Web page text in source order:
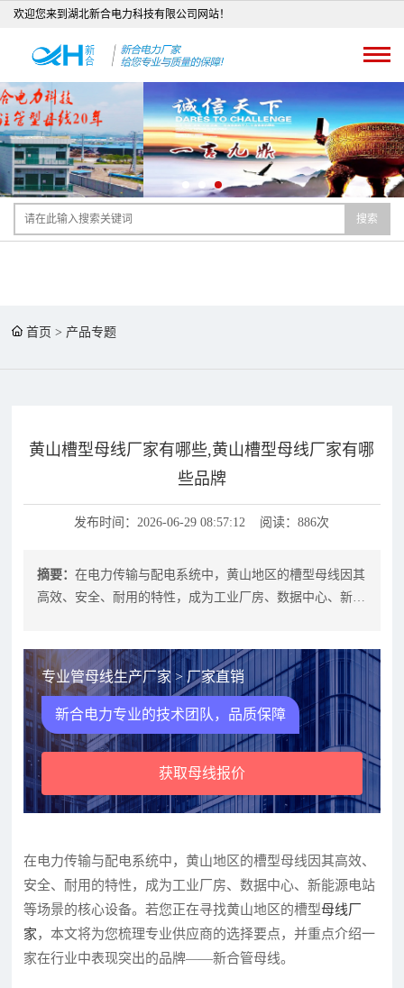
欢迎您来到湖北新合电力科技有限公司网站！
搜索
首页 > 产品专题
黄山槽型母线厂家有哪些,黄山槽型母线厂家有哪
些品牌
发布时间：2026-06-29 08:57:12 阅读：886次
摘要：在电力传输与配电系统中，黄山地区的槽型母线因其
高效、安全、耐用的特性，成为工业厂房、数据中心、新能
专业管母线生产厂家 > 厂家直销
新合电力专业的技术团队，品质保障
获取母线报价
在电力传输与配电系统中，黄山地区的槽型母线因其高效、
安全、耐用的特性，成为工业厂房、数据中心、新能源电站
等场景的核心设备。若您正在寻找黄山地区的槽型母线厂
家，本文将为您梳理专业供应商的选择要点，并重点介绍一
家在行业中表现突出的品牌——新合管母线。